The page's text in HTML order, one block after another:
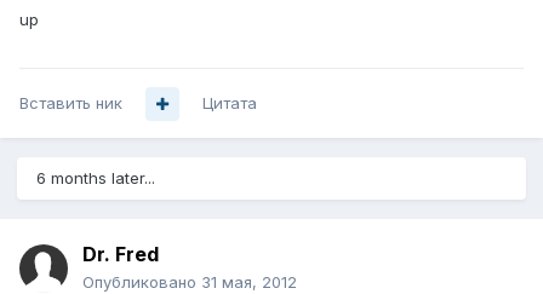
up
Вставить ник Цитата
6 months later...
Dr. Fred
Опубликовано 31 мая, 2012